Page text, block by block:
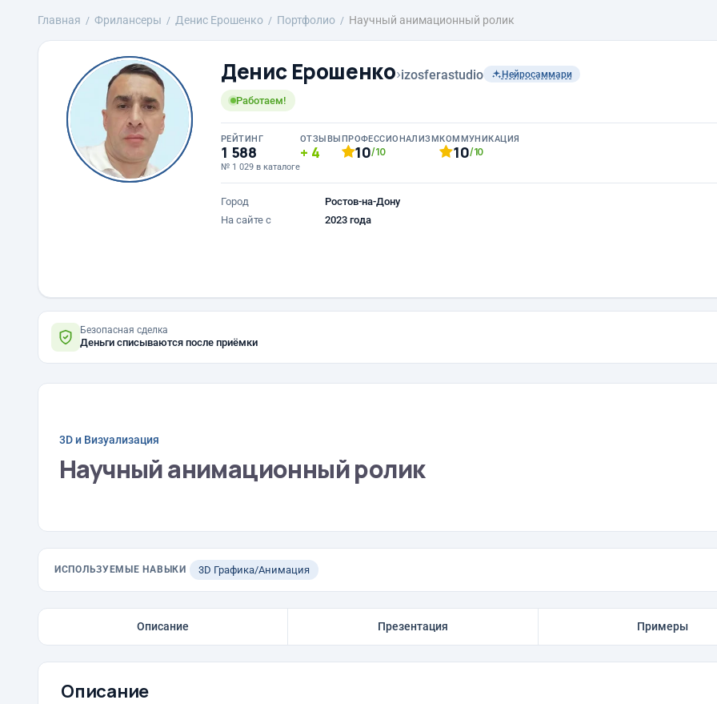
Главная Фрилансеры Денис Ерошенко Портфолио Научный анимационный ролик
Денис Ерошенко›izosferastudio Нейросаммари
Работаем!
РЕЙТИНГ
1 588
№ 1 029 в каталоге
ОТЗЫВЫ
4
ПРОФЕССИОНАЛИЗМ
10/10
КОММУНИКАЦИЯ
10/10
Город
Ростов-на-Дону
На сайте с
2023 года
Безопасная сделка
Деньги списываются после приёмки
3D и Визуализация
Научный анимационный ролик
ИСПОЛЬЗУЕМЫЕ НАВЫКИ 3D Графика/Анимация
Описание Презентация Примеры
Описание